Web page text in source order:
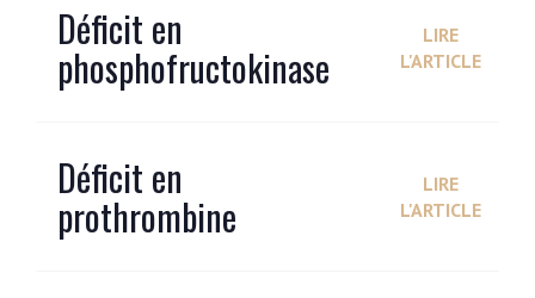
Déficit en
phosphofructokinase
LIRE
L'ARTICLE
Déficit en
prothrombine
LIRE
L'ARTICLE